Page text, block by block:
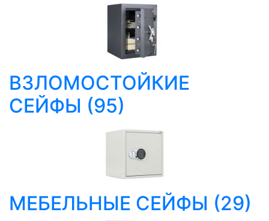
ВЗЛОМОСТОЙКИЕ
СЕЙФЫ (95)
МЕБЕЛЬНЫЕ СЕЙФЫ (29)